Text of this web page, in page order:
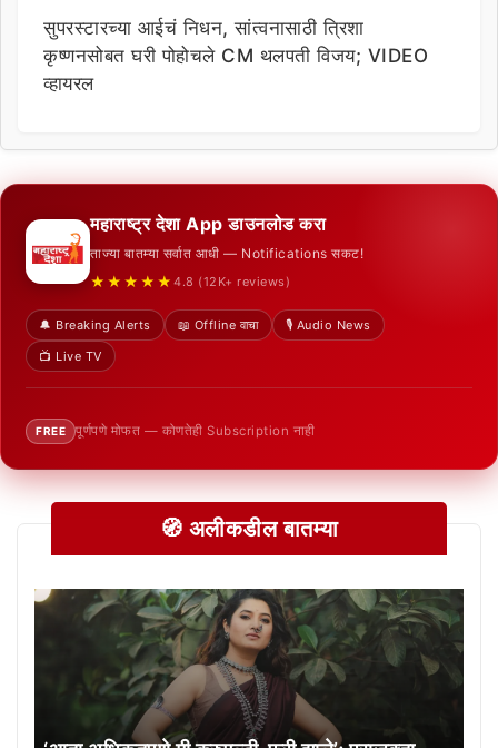
सुपरस्टारच्या आईचं निधन, सांत्वनासाठी त्रिशा
कृष्णनसोबत घरी पोहोचले CM थलपती विजय; VIDEO
व्हायरल
महाराष्ट्र देशा App डाउनलोड करा
ताज्या बातम्या सर्वात आधी — Notifications सकट!
★★★★★ 4.8 (12K+ reviews)
🔔 Breaking Alerts 📖 Offline वाचा
🎙️ Audio News
📺 Live TV
FREE पूर्णपणे मोफत — कोणतेही Subscription नाही
🧭 अलीकडील बातम्या